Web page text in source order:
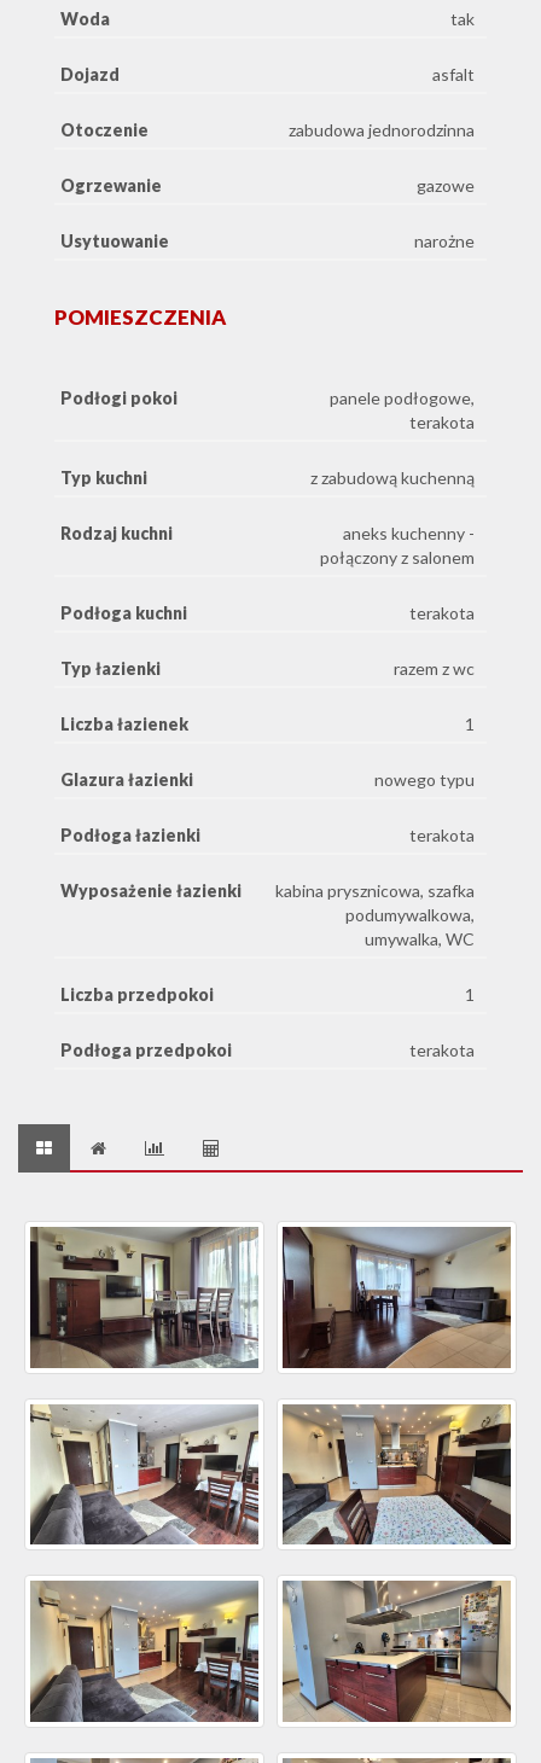
Woda tak
Dojazd asfalt
Otoczenie zabudowa jednorodzinna
Ogrzewanie gazowe
Usytuowanie narożne
POMIESZCZENIA
Podłogi pokoi
panele podłogowe,
terakota
Typ kuchni z zabudową kuchenną
Rodzaj kuchni
aneks kuchenny -
połączony z salonem
Podłoga kuchni terakota
Typ łazienki razem z wc
Liczba łazienek 1
Glazura łazienki nowego typu
Podłoga łazienki terakota
Wyposażenie łazienki
kabina prysznicowa, szafka
podumywalkowa,
umywalka, WC
Liczba przedpokoi 1
Podłoga przedpokoi terakota